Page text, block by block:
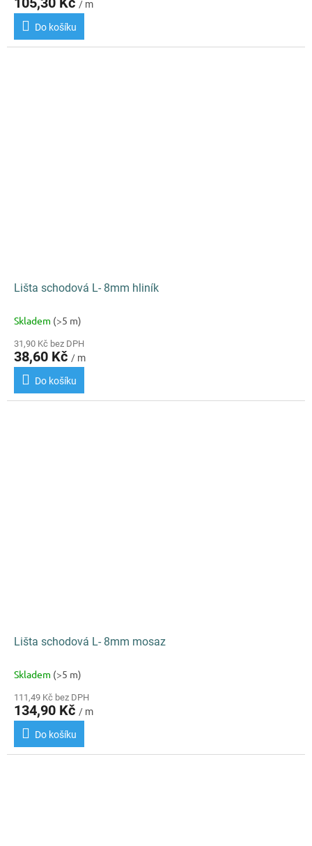
/ m
Do košíku
Lišta schodová L- 8mm hliník
Skladem (>5 m)
31,90 Kč bez DPH
38,60 Kč / m
Do košíku
Lišta schodová L- 8mm mosaz
Skladem (>5 m)
111,49 Kč bez DPH
134,90 Kč / m
Do košíku